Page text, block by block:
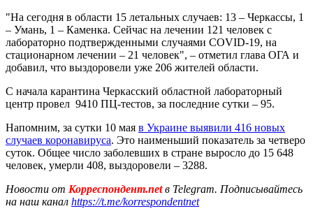
"На сегодня в области 15 летальных случаев: 13 – Черкассы, 1
– Умань, 1 – Каменка. Сейчас на лечении 121 человек с
лабораторно подтвержденными случаями COVID-19, на
стационарном лечении – 21 человек", – отметил глава ОГА и
добавил, что выздоровели уже 206 жителей области.
С начала карантина Черкасский областной лабораторный
центр провел 9410 ПЦ-тестов, за последние сутки – 95.
Напомним, за сутки 10 мая в Украине выявили 416 новых
случаев коронавируса. Это наименьший показатель за четверо
суток. Общее число заболевших в стране выросло до 15 648
человек, умерли 408, выздоровели – 3288.
Новости от Корреспондент.netв Telegram. Подписывайтесь
на наш канал https://t.me/korrespondentnet